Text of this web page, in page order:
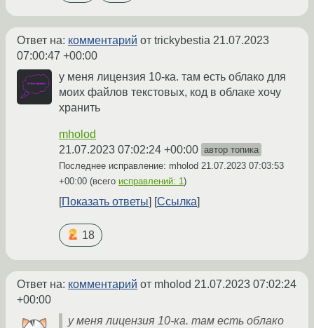
Ответ на: комментарий от trickybestia 21.07.2023
07:00:47 +00:00
у меня лицензия 10-ка. там есть облако для
моих файлов текстовых, код в облаке хочу
хранить
mholod
21.07.2023 07:02:24 +00:00 автор топика
Последнее исправление: mholod 21.07.2023 07:03:53
+00:00 (всего исправлений: 1)
Показать ответы Ссылка
18
Ответ на: комментарий от mholod 21.07.2023 07:02:24
+00:00
у меня лицензия 10-ка. там есть облако